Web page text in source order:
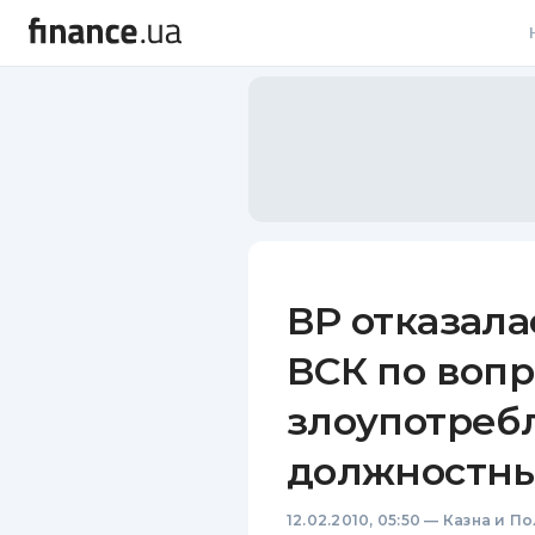
ВР
ВСК по
12.02.2010, 05:50 — Казна и